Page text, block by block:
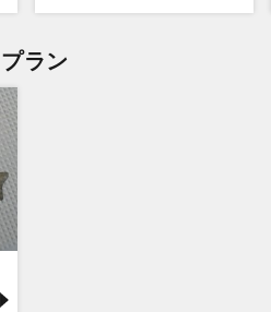
ラン